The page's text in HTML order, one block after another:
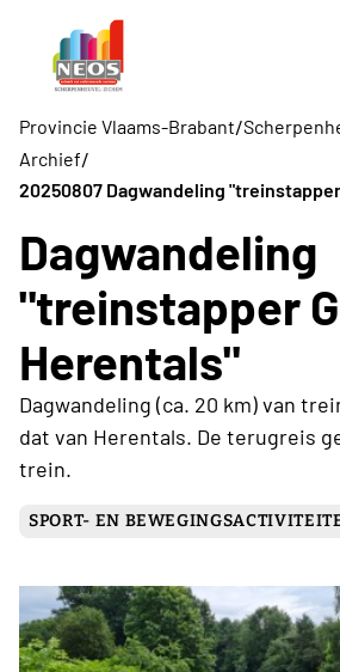
Provincie Vlaams-Brabant/
Archief/
20250807 Dagwandeling
Dagwandeling
"treinstapper
Herentals"
Dagwandeling (ca. 20 km) van
dat van Herentals. De terugreis
trein.
SPORT- EN